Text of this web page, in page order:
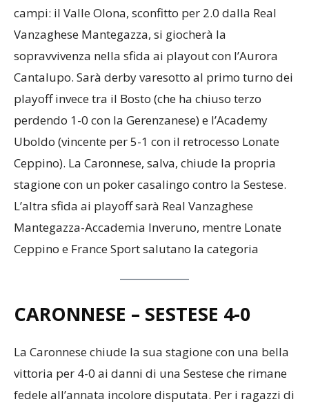
campi: il Valle Olona, sconfitto per 2.0 dalla Real
Vanzaghese Mantegazza, si giocherà la
sopravvivenza nella sfida ai playout con l’Aurora
Cantalupo. Sarà derby varesotto al primo turno dei
playoff invece tra il Bosto (che ha chiuso terzo
perdendo 1-0 con la Gerenzanese) e l’Academy
Uboldo (vincente per 5-1 con il retrocesso Lonate
Ceppino). La Caronnese, salva, chiude la propria
stagione con un poker casalingo contro la Sestese.
L’altra sfida ai playoff sarà Real Vanzaghese
Mantegazza-Accademia Inveruno, mentre Lonate
Ceppino e France Sport salutano la categoria
CARONNESE – SESTESE 4-0
La Caronnese chiude la sua stagione con una bella
vittoria per 4-0 ai danni di una Sestese che rimane
fedele all’annata incolore disputata. Per i ragazzi di